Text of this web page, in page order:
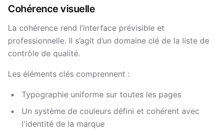
Cohérence visuelle
La cohérence rend l’interface prévisible et
professionnelle. Il s’agit d’un domaine clé de la liste de
contrôle de qualité.
Les éléments clés comprennent :
Typographie uniforme sur toutes les pages
Un système de couleurs défini et cohérent avec
l'identité de la marque